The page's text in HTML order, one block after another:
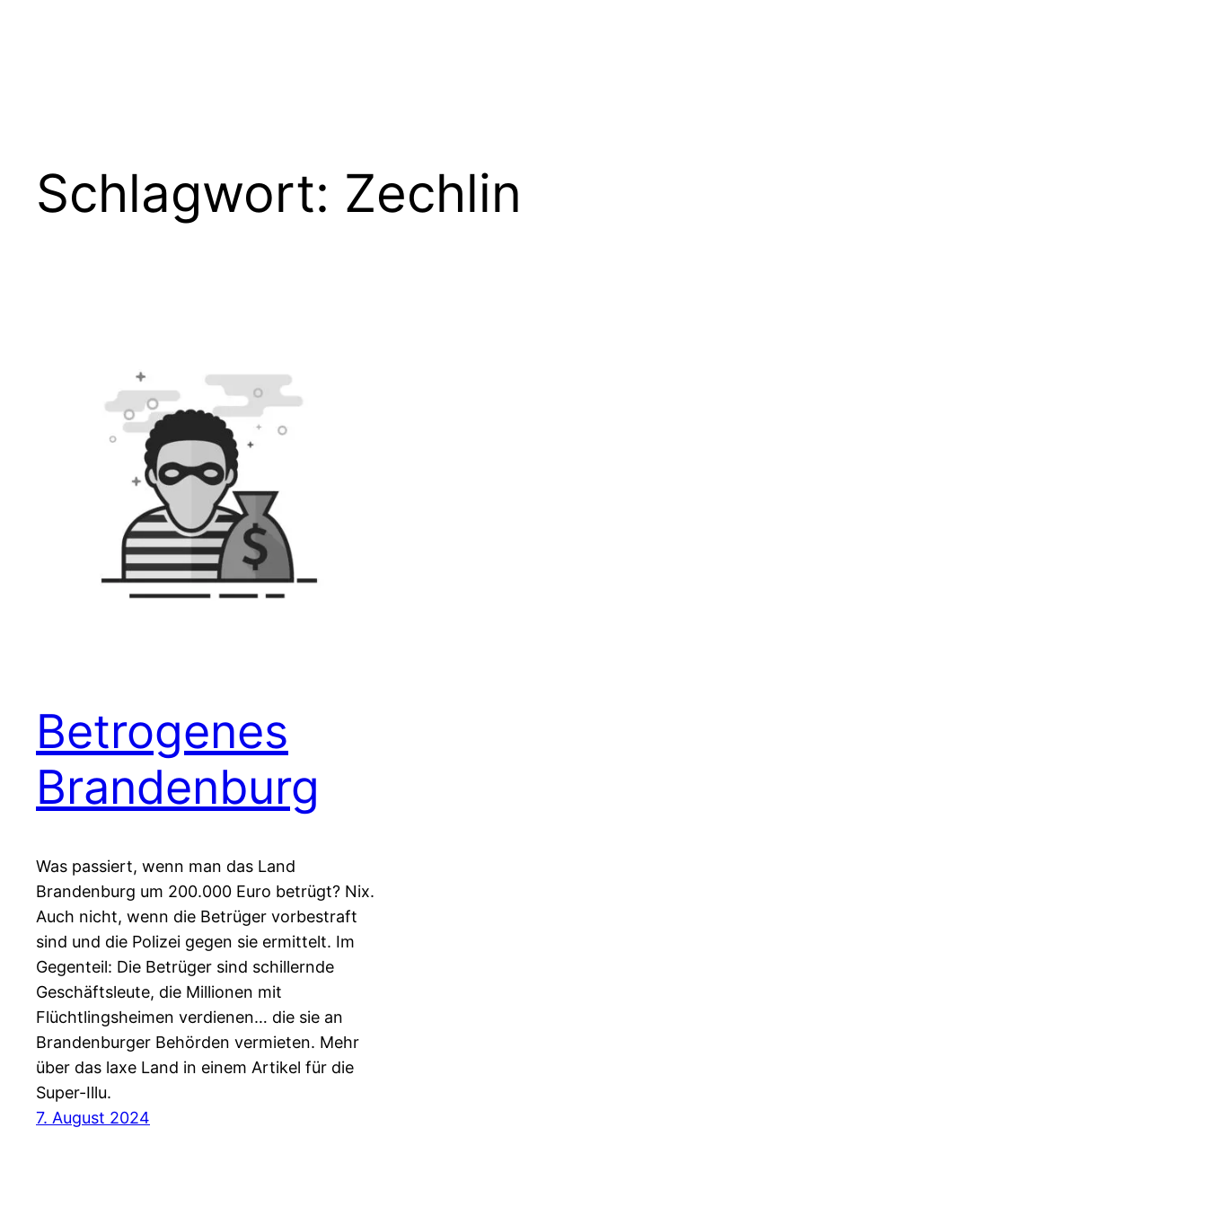
Schlagwort: Zechlin
Betrogenes
Brandenburg
Was passiert, wenn man das Land
Brandenburg um 200.000 Euro betrügt? Nix.
Auch nicht, wenn die Betrüger vorbestraft
sind und die Polizei gegen sie ermittelt. Im
Gegenteil: Die Betrüger sind schillernde
Geschäftsleute, die Millionen mit
Flüchtlingsheimen verdienen… die sie an
Brandenburger Behörden vermieten. Mehr
über das laxe Land in einem Artikel für die
Super-Illu.
7. August 2024